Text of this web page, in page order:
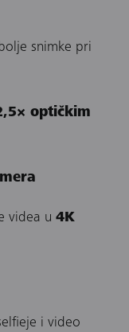
snimke pri
optičkim
videa u 4K
i video